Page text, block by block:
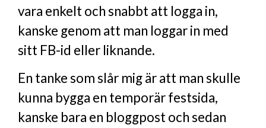
vara enkelt och snabbt att logga in,
kanske genom att man loggar in med
sitt FB-id eller liknande.
En tanke som slår mig är att man skulle
kunna bygga en temporär festsida,
kanske bara en bloggpost och sedan